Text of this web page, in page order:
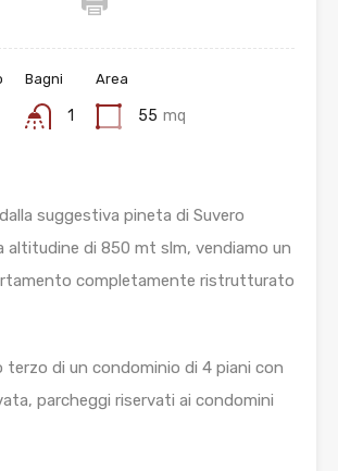
Bagni
1
Area
55 mq
suggestiva pineta di Suvero
altitudine di 850 mt slm, vendiamo un
completamente ristrutturato
terzo di un condominio di 4 piani con
parcheggi riservati ai condomini